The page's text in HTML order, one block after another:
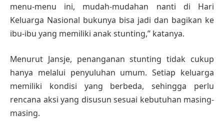
menu-menu ini, mudah-mudahan nanti di Hari
Keluarga Nasional bukunya bisa jadi dan bagikan ke
ibu-ibu yang memiliki anak stunting,” katanya.
Menurut Jansje, penanganan stunting tidak cukup
hanya melalui penyuluhan umum. Setiap keluarga
memiliki kondisi yang berbeda, sehingga perlu
rencana aksi yang disusun sesuai kebutuhan masing-
masing.